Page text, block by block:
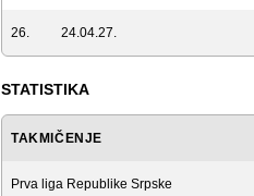
26. 24.04.27.
STATISTIKA
TAKMIČENJE
Prva liga Republike Srpske